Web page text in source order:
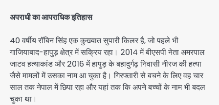
अपराधी का आपराधिक इतिहास
40 वर्षीय रॉबिन सिंह एक कुख्यात सुपारी किलर है, जो पहले भी
गाजियाबाद-हापुड़ क्षेत्र में सक्रिय रहा। 2014 में बीएसपी नेता अमरपाल
जाटव हत्याकांड और 2016 में हापुड़ के बहादुर्गढ़ निवासी नीरज की हत्या
जैसे मामलों में उसका नाम आ चुका है। गिरफ्तारी से बचने के लिए वह चार
साल तक नेपाल में छिपा रहा और यहां तक कि अपने बच्चों के नाम भी बदल
चुका था।